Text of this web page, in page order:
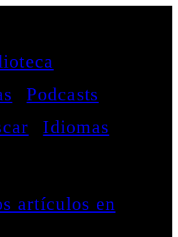
Podcasts
Idiomas
artículos en